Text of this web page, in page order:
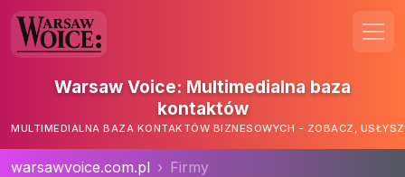
Warsaw Voice: Multimedialna baza
kontaktów
MULTIMEDIALNA BAZA KONTAKTÓW BIZNESOWYCH - ZOBACZ,
warsawvoice.com.pl
Firmy